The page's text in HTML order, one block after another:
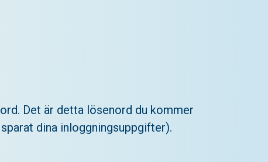
Det är detta lösenord du kommer
dina inloggningsuppgifter).